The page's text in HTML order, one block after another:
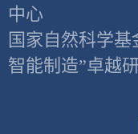
中心
国家自然科学基
智能制造”卓越